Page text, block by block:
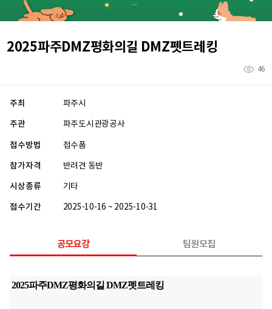
2025파주DMZ평화의길 DMZ펫트레킹
46
주최 파주시
주관 파주도시관광공사
접수방법 접수폼
참가자격 반려견 동반
시상종류 기타
접수기간 2025-10-16 ~ 2025-10-31
공모요강 팀원모집
2025파주DMZ평화의길 DMZ펫트레킹